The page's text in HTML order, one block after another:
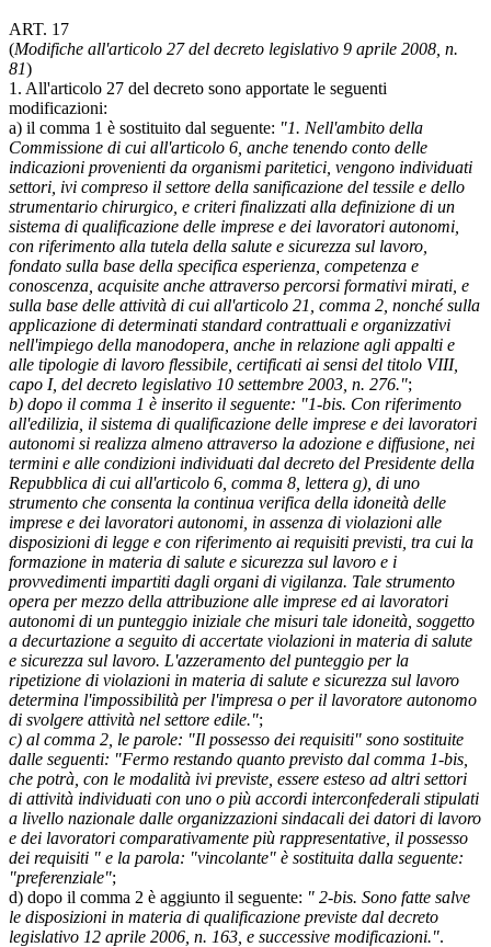
ART. 17
(Modifiche all'articolo 27 del decreto legislativo 9 aprile 2008, n.
81)
1. All'articolo 27 del decreto sono apportate le seguenti
modificazioni:
a) il comma 1 è sostituito dal seguente: "1. Nell'ambito della
Commissione di cui all'articolo 6, anche tenendo conto delle
indicazioni provenienti da organismi paritetici, vengono individuati
settori, ivi compreso il settore della sanificazione del tessile e dello
strumentario chirurgico, e criteri finalizzati alla definizione di un
sistema di qualificazione delle imprese e dei lavoratori autonomi,
con riferimento alla tutela della salute e sicurezza sul lavoro,
fondato sulla base della specifica esperienza, competenza e
conoscenza, acquisite anche attraverso percorsi formativi mirati, e
sulla base delle attività di cui all'articolo 21, comma 2, nonché sulla
applicazione di determinati standard contrattuali e organizzativi
nell'impiego della manodopera, anche in relazione agli appalti e
alle tipologie di lavoro flessibile, certificati ai sensi del titolo VIII,
capo I, del decreto legislativo 10 settembre 2003, n. 276.";
b) dopo il comma 1 è inserito il seguente: "1-bis. Con riferimento
all'edilizia, il sistema di qualificazione delle imprese e dei lavoratori
autonomi si realizza almeno attraverso la adozione e diffusione, nei
termini e alle condizioni individuati dal decreto del Presidente della
Repubblica di cui all'articolo 6, comma 8, lettera g), di uno
strumento che consenta la continua verifica della idoneità delle
imprese e dei lavoratori autonomi, in assenza di violazioni alle
disposizioni di legge e con riferimento ai requisiti previsti, tra cui la
formazione in materia di salute e sicurezza sul lavoro e i
provvedimenti impartiti dagli organi di vigilanza. Tale strumento
opera per mezzo della attribuzione alle imprese ed ai lavoratori
autonomi di un punteggio iniziale che misuri tale idoneità, soggetto
a decurtazione a seguito di accertate violazioni in materia di salute
e sicurezza sul lavoro. L'azzeramento del punteggio per la
ripetizione di violazioni in materia di salute e sicurezza sul lavoro
determina l'impossibilità per l'impresa o per il lavoratore autonomo
di svolgere attività nel settore edile.";
c) al comma 2, le parole: "Il possesso dei requisiti" sono sostituite
dalle seguenti: "Fermo restando quanto previsto dal comma 1-bis,
che potrà, con le modalità ivi previste, essere esteso ad altri settori
di attività individuati con uno o più accordi interconfederali stipulati
a livello nazionale dalle organizzazioni sindacali dei datori di lavoro
e dei lavoratori comparativamente più rappresentative, il possesso
dei requisiti " e la parola: "vincolante" è sostituita dalla seguente:
"preferenziale";
d) dopo il comma 2 è aggiunto il seguente: " 2-bis. Sono fatte salve
le disposizioni in materia di qualificazione previste dal decreto
legislativo 12 aprile 2006, n. 163, e successive modificazioni.".